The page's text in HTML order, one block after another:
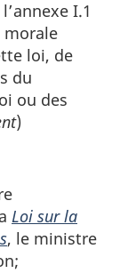
I.1
morale
loi, de
du
ou des
)
Loi sur la
, le ministre